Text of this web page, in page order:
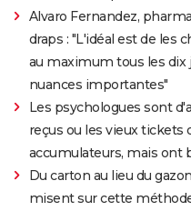
Alvaro Fernandez,
draps : "L'idéal est de les
au maximum tous les dix
nuances importantes"
Les psychologues sont
reçus ou les vieux tickets
accumulateurs, mais ont
Du carton au lieu du
misent sur cette